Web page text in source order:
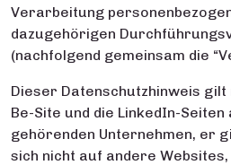
Verarbeitung
dazugehörigen
(nachfolgend gemeinsam die
Dieser Datenschutzhinweis gilt
Be-Site und die LinkedIn-
gehörenden Unternehmen, er
sich nicht auf andere